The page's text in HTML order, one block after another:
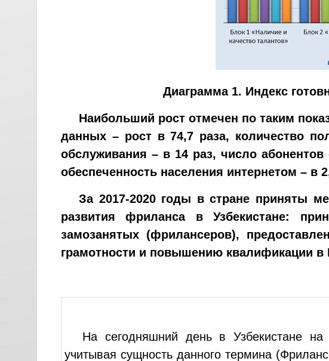
Диаграмма 1. Индекс
Наибольший рост отмечен по таким
данных – рост в 74,7 раза, количество
обслуживания – в 14 раз, число
обеспеченность населения интернетом – в
За 2017-2020 годы в стране приняты
развития фриланса в Узбекистане:
замозанятых (фрилансеров),
грамотности и повышению квалификации
На сегодняшний день в Узбекистане на
учитывая сущность данного термина